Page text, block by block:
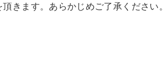
きます。あらかじめご了承ください。